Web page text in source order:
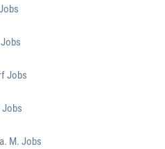
Jobs
Jobs
M. Jobs